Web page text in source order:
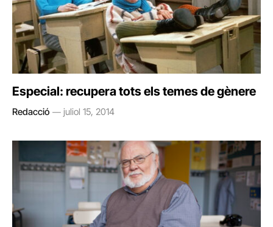
Especial: recupera tots els temes de gènere
Redacció juliol 15, 2014